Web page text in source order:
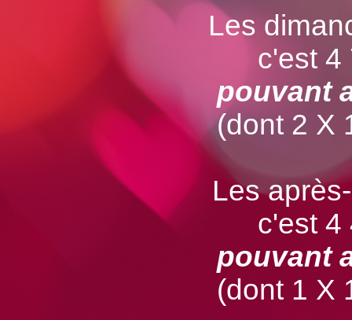
Les
c'est 4
pouvant
(dont 2 X
Les
c'est 4
pouvant
(dont 1 X